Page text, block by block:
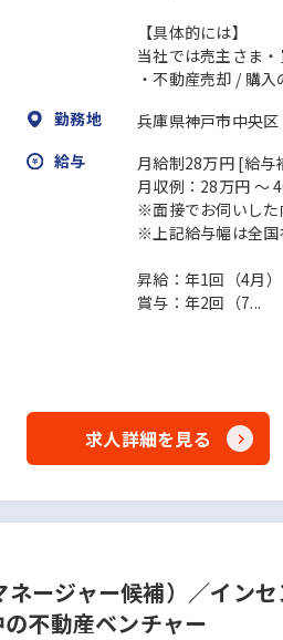
【具体的には】
当社では売主さま・
・不動産売却 / 購
勤務地
兵庫県神戸市中央区
給与
月給制28万円 [給与
月収例：28万円 ～
※面接でお伺いした
※上記給与幅は全国
昇給：年1回（4月）
賞与：年2回（7...
求人詳細を見る
ネージャー候補）／イン
不動産ベンチャー